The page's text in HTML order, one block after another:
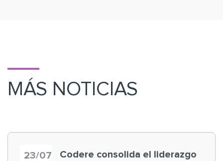
MÁS NOTICIAS
23/07
Codere consolida el liderazgo